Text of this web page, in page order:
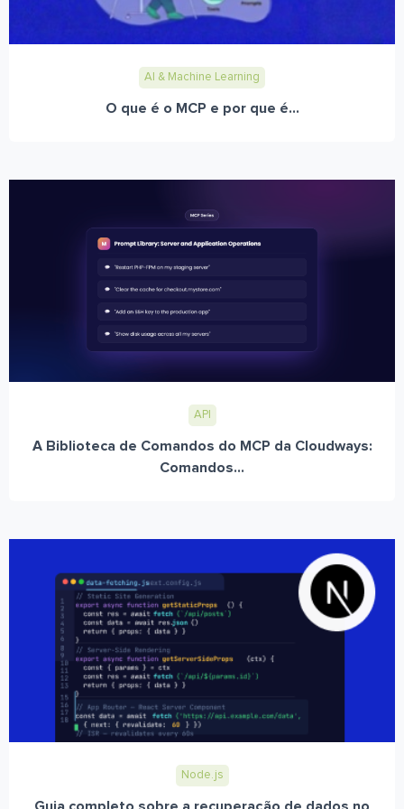
AI & Machine Learning
O que é o MCP e por que é...
API
A Biblioteca de Comandos do MCP da Cloudways:
Comandos...
Node.js